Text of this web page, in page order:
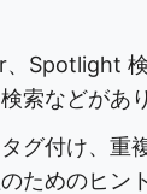
Spotlight
索などがあ
グ付け、重
ためのヒン